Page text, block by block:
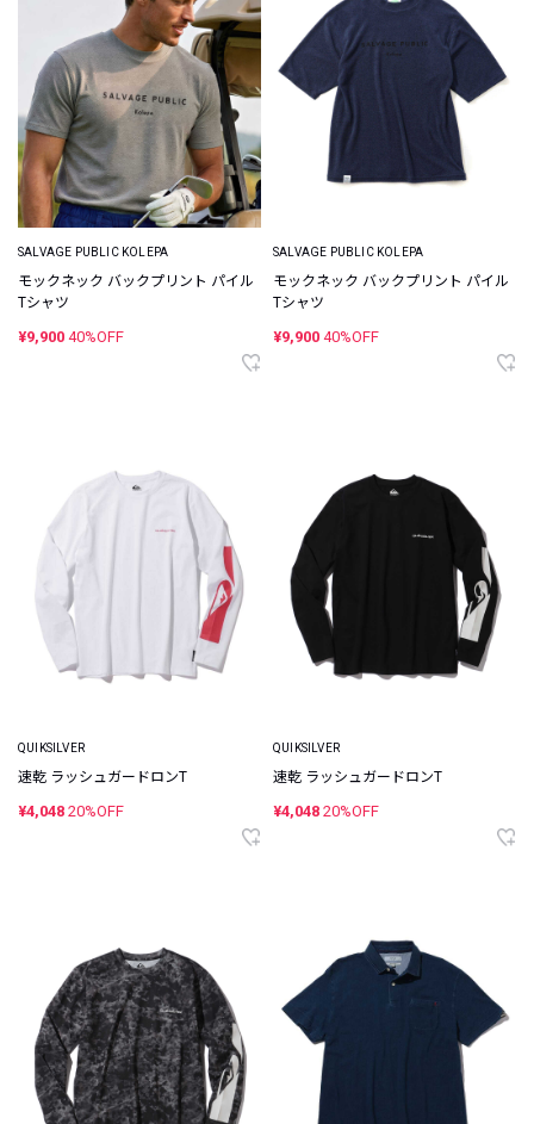
SALVAGE PUBLIC KOLEPA
モックネック バックプリント パイル
Tシャツ
¥9,900 40%OFF
SALVAGE PUBLIC KOLEPA
モックネック バックプリント パイル
Tシャツ
¥9,900 40%OFF
QUIKSILVER
速乾 ラッシュガードロンT
¥4,048 20%OFF
QUIKSILVER
速乾 ラッシュガードロンT
¥4,048 20%OFF